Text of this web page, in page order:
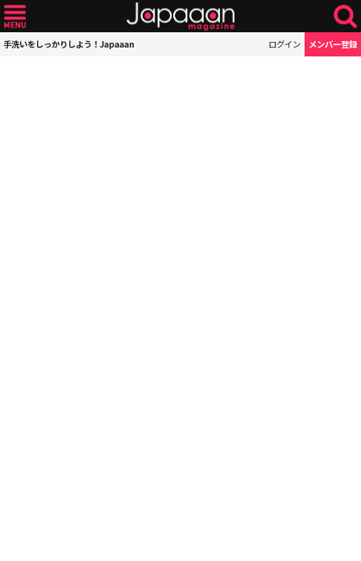
手洗いをしっかりしよう！Japaaan ログイン メンバー登録